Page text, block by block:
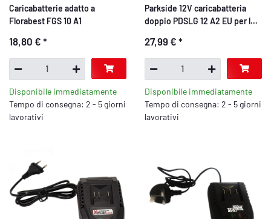
Caricabatterie adatto a
Florabest FGS 10 A1
18,80 € *
Disponibile immediatamente
Tempo di consegna: 2 - 5 giorni
lavorativi
Parkside 12V caricabatteria
doppio PDSLG 12 A2 EU per le
12 V Team
27,99 € *
Disponibile immediatamente
Tempo di consegna: 2 - 5 giorni
lavorativi